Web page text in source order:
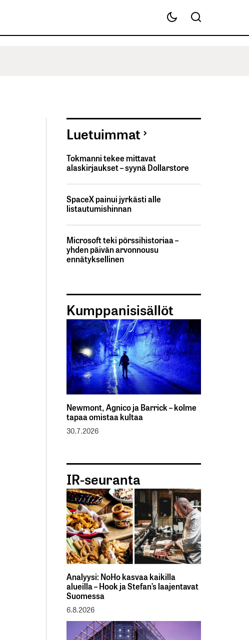
Luetuimmat
Tokmanni tekee mittavat
alaskirjaukset – syynä Dollarstore
SpaceX painui jyrkästi alle
listautumishinnan
Microsoft teki pörssihistoriaa –
yhden päivän arvonnousu
ennätyksellinen
Kumppanisisällöt
Newmont, Agnico ja Barrick – kolme
tapaa omistaa kultaa
30.7.2026
IR-seuranta
Analyysi: NoHo kasvaa kaikilla
alueilla – Hook ja Stefan’s laajentavat
Suomessa
6.8.2026